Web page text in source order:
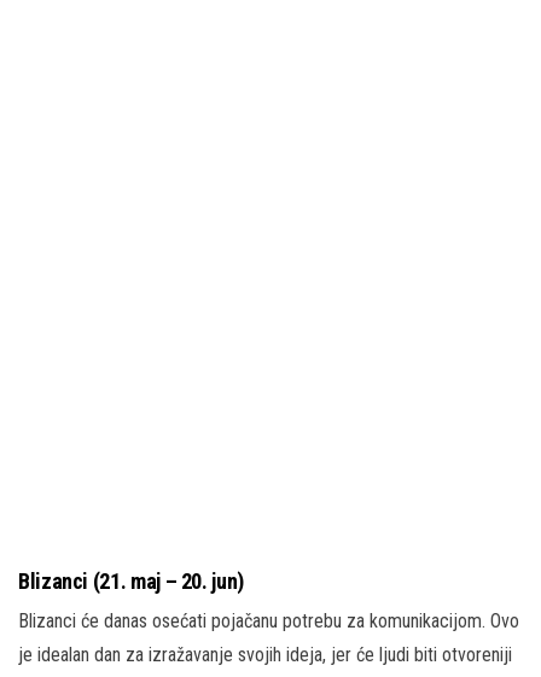
Blizanci (21. maj – 20. jun)
Blizanci će danas osećati pojačanu potrebu za komunikacijom. Ovo
je idealan dan za izražavanje svojih ideja, jer će ljudi biti otvoreniji